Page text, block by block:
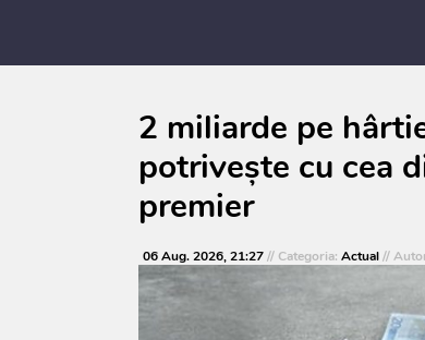
consultărilor publice
2 miliarde pe
potrivește cu cea
premier
06 Aug. 2026, 21:27// Categoria: Actual//